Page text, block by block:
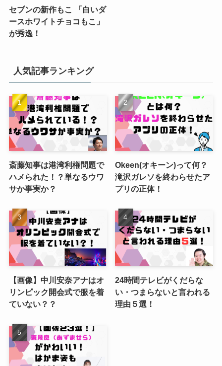
セブンの新作もこ 「白いダ
ースホワイトチョコもこ」
が秀逸！
人気記事ランキング
斎藤知事は港湾利権問題で
ハメられた！？単なるウワ
サか事実か？
Okeen(オキーン)って何？
滝沢ガレソを終わらせたア
プリの正体！
【画像】中川安奈アナはオ
リンピック開会式で服を着
ていない？？
24時間テレビがくだらな
い・つまらないと言われる
理由５選！